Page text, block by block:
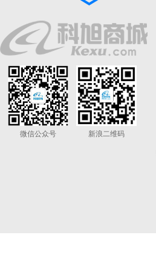
微信公众号 新浪二维码